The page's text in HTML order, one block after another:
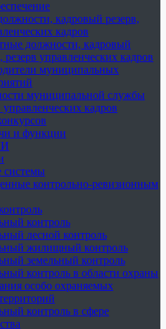
кадровый резерв,
кадров
должности, кадровый
резерв управленческих кадров
муниципальных
муниципальной службы
управленческих кадров
и функции
контрольно-ревизионным
контроль
лесной контроль
жилищный контроль
земельный контроль
контроль в области охраны
особо охраняемых
контроль в сфере